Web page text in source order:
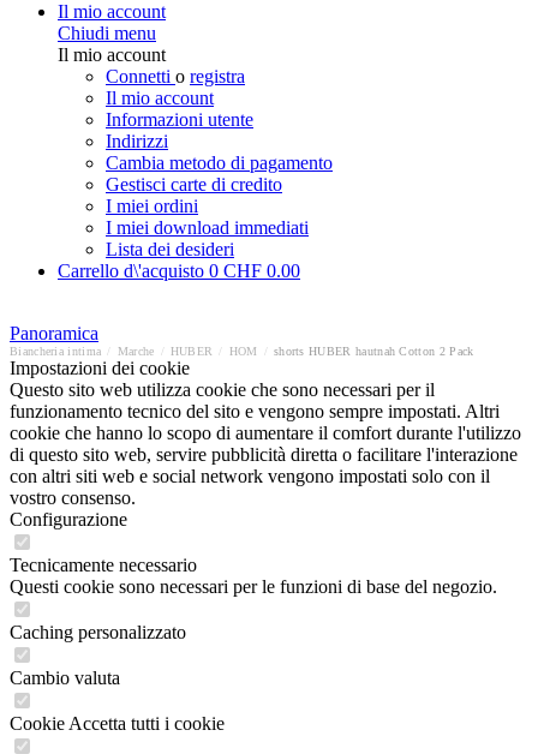
Il mio account
Chiudi menu
Il mio account
Connetti o registra
Il mio account
Informazioni utente
Indirizzi
Cambia metodo di pagamento
Gestisci carte di credito
I miei ordini
I miei download immediati
Lista dei desideri
Carrello d\'acquisto 0 CHF 0.00
Panoramica
Biancheria intima Marche HUBER HOM shorts HUBER hautnah Cotton 2 Pack
Impostazioni dei cookie
Questo sito web utilizza cookie che sono necessari per il
funzionamento tecnico del sito e vengono sempre impostati. Altri
cookie che hanno lo scopo di aumentare il comfort durante l'utilizzo
di questo sito web, servire pubblicità diretta o facilitare l'interazione
con altri siti web e social network vengono impostati solo con il
vostro consenso.
Configurazione
Tecnicamente necessario
Questi cookie sono necessari per le funzioni di base del negozio.
Caching personalizzato
Cambio valuta
Cookie Accetta tutti i cookie